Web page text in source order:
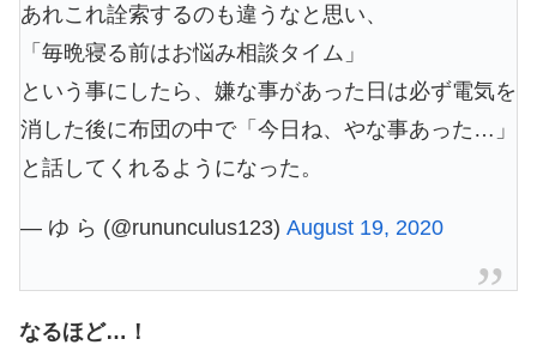
あれこれ詮索するのも違うなと思い、
「毎晩寝る前はお悩み相談タイム」
という事にしたら、嫌な事があった日は必ず電気を
消した後に布団の中で「今日ね、やな事あった…」
と話してくれるようになった。
— ゆ ら (@rununculus123) August 19, 2020
なるほど…！